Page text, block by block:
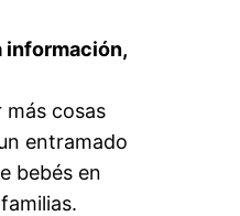
información,
más cosas
entramado
bebés en